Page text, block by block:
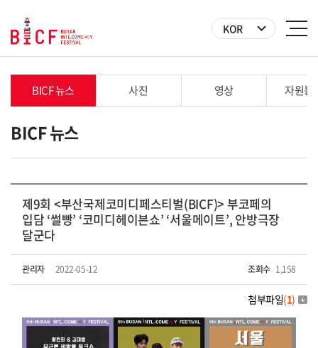
KOR
BICF 뉴스 사진 영상 자원봉
BICF 뉴스
제9회 <부산국제코미디페스티벌(BICF)> 부코페의
입담 ‘썰빵’ ‘코미디헤이븐쇼’ ‘서울메이트’, 안방극장
달군다
관리자 2022-05-12 조회수 1,158
첨부파일(1)